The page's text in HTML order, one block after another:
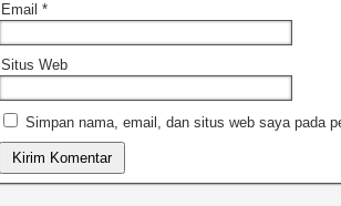
Email *
Situs Web
Simpan nama, email, dan situs web saya pada